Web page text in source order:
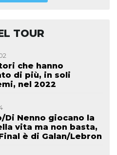
TOUR
che hanno
di più, in soli
nel 2022
Di Nenno giocano la
vita ma non basta,
è di Galan/Lebron